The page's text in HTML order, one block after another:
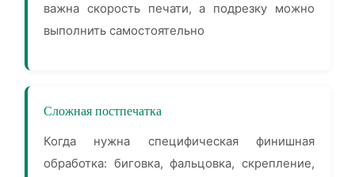
важна скорость печати, а подрезку можно
выполнить самостоятельно
Сложная постпечатка
Когда нужна специфическая финишная
обработка: биговка, фальцовка, скрепление,